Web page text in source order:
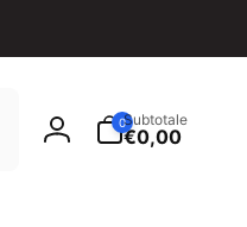
Accedi
0
articoli
Subtotale
€0,00